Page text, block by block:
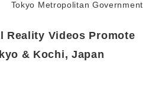
Tokyo Metropolitan Government
Reality Videos Promote
& Kochi, Japan